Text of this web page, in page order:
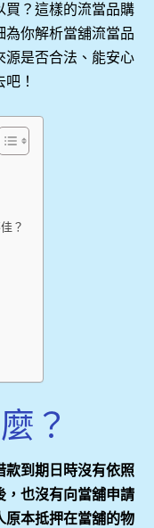
買？這樣的流當品購
為你解析當舖流當品
源是否合法、能安心
！
？
？
款到期日時沒有依照
，也沒有向當舖申請
原本抵押在當舖的物